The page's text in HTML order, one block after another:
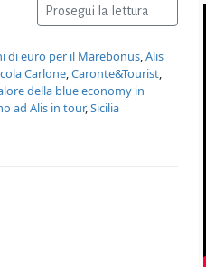
Prosegui la lettura
di euro per il Marebonus,Alis
Carlone,Caronte&Tourist,
della blue economy in
ad Alis in tour,Sicilia